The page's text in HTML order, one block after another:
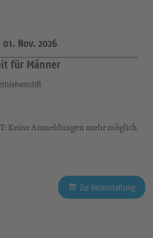
01. Nov. 2026
für Männer
Keine Anmeldungen mehr möglich
Zur Veranstaltung